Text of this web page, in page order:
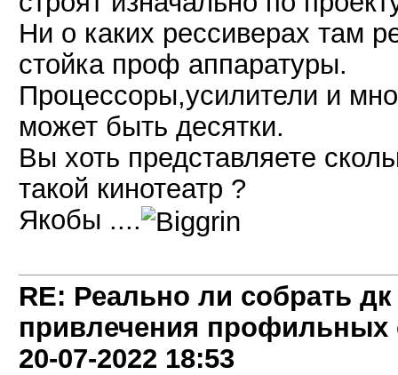
Ни о каких рессиверах там
стойка проф аппаратуры.
Процессоры,усилители и
может быть десятки.
Вы хоть представляете
такой кинотеатр ?
Якобы ....
RE: Реально ли собрать
привлечения профильных
20-07-2022 18:53